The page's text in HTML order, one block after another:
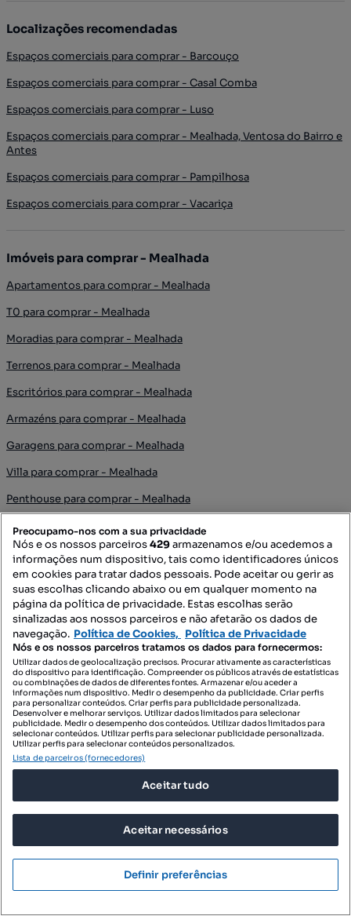
Localizações recomendadas
Espaços comerciais para comprar - Barcouço
Espaços comerciais para comprar - Casal Comba
Espaços comerciais para comprar - Luso
Espaços comerciais para comprar - Mealhada, Ventosa do Bairro e
Antes
Espaços comerciais para comprar - Pampilhosa
Espaços comerciais para comprar - Vacariça
Imóveis para comprar - Mealhada
Apartamentos para comprar - Mealhada
T0 para comprar - Mealhada
Moradias para comprar - Mealhada
Terrenos para comprar - Mealhada
Escritórios para comprar - Mealhada
Armazéns para comprar - Mealhada
Garagens para comprar - Mealhada
Villa para comprar - Mealhada
Penthouse para comprar - Mealhada
Imóveis para arrendar - Mealhada
Apartamentos para arrendar - Mealhada
T0 para arrendar - Mealhada
Moradias para arrendar - Mealhada
Quartos para arrendar - Mealhada
Terrenos para arrendar - Mealhada
Espaços comerciais para arrendar - Mealhada
Escritórios para arrendar - Mealhada
Armazéns para arrendar - Mealhada
Garagens para arrendar - Mealhada
Villa para arrendar - Mealhada
Penthouse para arrendar - Mealhada
Empreendimentos - Mealhada
Novas apartamentos para comprar - Mealhada
Preocupamo-nos com a sua privacidade
Nós e os nossos parceiros429armazenamos e/ou acedemos a
informações num dispositivo, tais como identificadores únicos
em cookies para tratar dados pessoais. Pode aceitar ou gerir as
suas escolhas clicando abaixo ou em qualquer momento na
página da política de privacidade. Estas escolhas serão
sinalizadas aos nossos parceiros e não afetarão os dados de
navegação. Política de Cookies, Política de Privacidade
Nós e os nossos parceiros tratamos os dados para fornecermos:
Utilizar dados de geolocalização precisos. Procurar ativamente as características
do dispositivo para identificação. Compreender os públicos através de estatísticas
ou combinações de dados de diferentes fontes. Armazenar e/ou aceder a
informações num dispositivo. Medir o desempenho da publicidade. Criar perfis
para personalizar conteúdos. Criar perfis para publicidade personalizada.
Desenvolver e melhorar serviços. Utilizar dados limitados para selecionar
publicidade. Medir o desempenho dos conteúdos. Utilizar dados limitados para
selecionar conteúdos. Utilizar perfis para selecionar publicidade personalizada.
Utilizar perfis para selecionar conteúdos personalizados.
Lista de parceiros (fornecedores)
Aceitar tudo
Aceitar necessários
Definir preferências